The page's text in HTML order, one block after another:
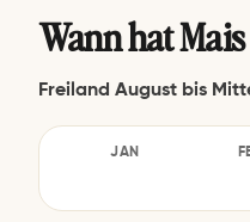
Wann hat
Freiland August bis
JAN